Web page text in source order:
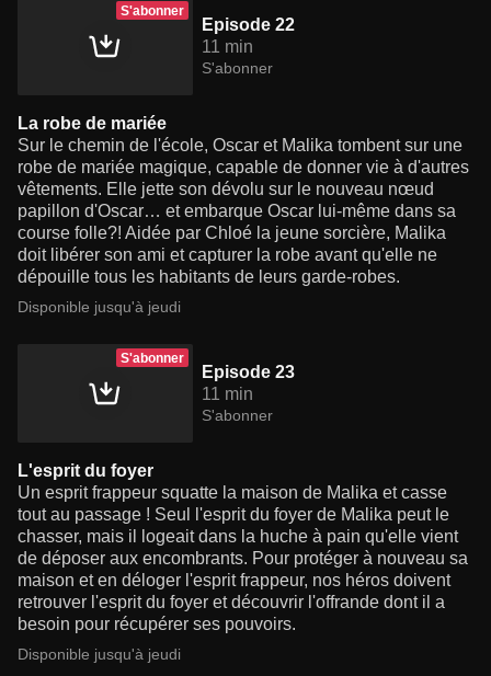
S'abonner
Episode 22
11 min
S'abonner
La robe de mariée
Sur le chemin de l'école, Oscar et Malika tombent sur une
robe de mariée magique, capable de donner vie à d'autres
vêtements. Elle jette son dévolu sur le nouveau nœud
papillon d'Oscar… et embarque Oscar lui-même dans sa
course folle?! Aidée par Chloé la jeune sorcière, Malika
doit libérer son ami et capturer la robe avant qu'elle ne
dépouille tous les habitants de leurs garde-robes.
Disponible jusqu'à jeudi
S'abonner
Episode 23
11 min
S'abonner
L'esprit du foyer
Un esprit frappeur squatte la maison de Malika et casse
tout au passage ! Seul l'esprit du foyer de Malika peut le
chasser, mais il logeait dans la huche à pain qu'elle vient
de déposer aux encombrants. Pour protéger à nouveau sa
maison et en déloger l'esprit frappeur, nos héros doivent
retrouver l'esprit du foyer et découvrir l'offrande dont il a
besoin pour récupérer ses pouvoirs.
Disponible jusqu'à jeudi